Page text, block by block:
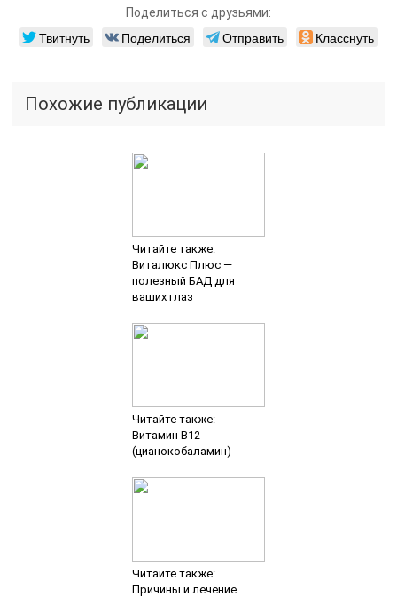
Поделиться с друзьями:
Твитнуть Поделиться Отправить Класснуть
Похожие публикации
Читайте также:
Виталюкс Плюс —
полезный БАД для
ваших глаз
Читайте также:
Витамин B12
(цианокобаламин)
Читайте также:
Причины и лечение